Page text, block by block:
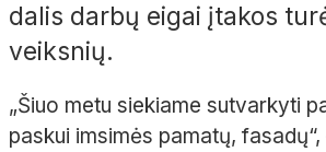
dalis darbų eigai įtakos
veiksnių.
„Šiuo metu siekiame sutvarkyti
paskui imsimės pamatų, fasadų“,